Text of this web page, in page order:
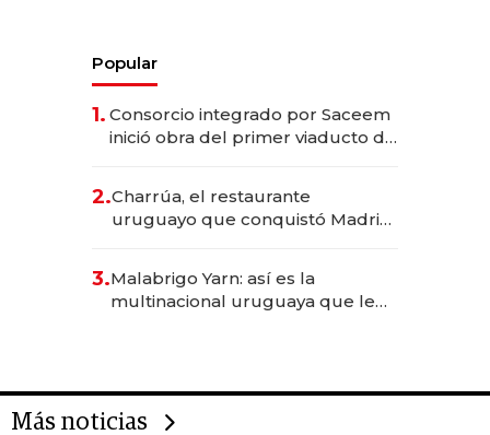
Popular
1. Consorcio integrado por Saceem
inició obra del primer viaducto de
millones
2.Charrúa, el restaurante
uruguayo que conquistó Madrid:
anticipación y prepara apertura
3.Malabrigo Yarn: así es la
multinacional uruguaya que le
Más noticias